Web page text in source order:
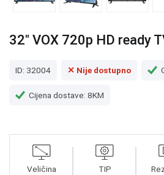
32" VOX 720p HD ready
ID: 32004 ✕ Nije dostupno
Cijena dostave: 8KM
Veličina TIP